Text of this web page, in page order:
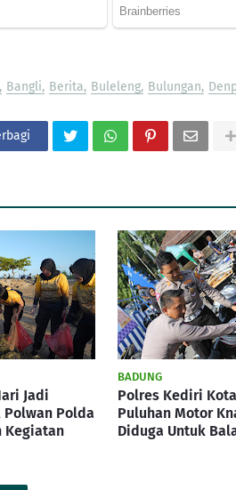
Bangli Berita Buleleng Bulungan
Jadi
Polwan Polda
Kegiatan
BADUNG
Polres Kediri
Puluhan Motor
Diduga Untuk